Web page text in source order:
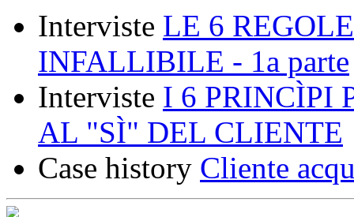
Interviste LE 6
INFALLIBILE - 1a parte
Interviste I 6 PRINCÌPI
AL "SÌ" DEL CLIENTE
Case history Cliente